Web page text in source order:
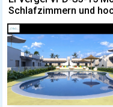
Schlafzimmern und